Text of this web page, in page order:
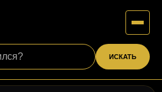
ИСКАТЬ